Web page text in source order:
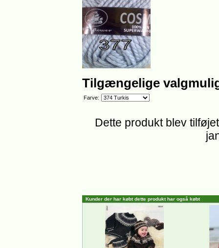
Tilgængelige
Farve:
Dette produkt blev
Kunder der har købt dette produkt har også købt